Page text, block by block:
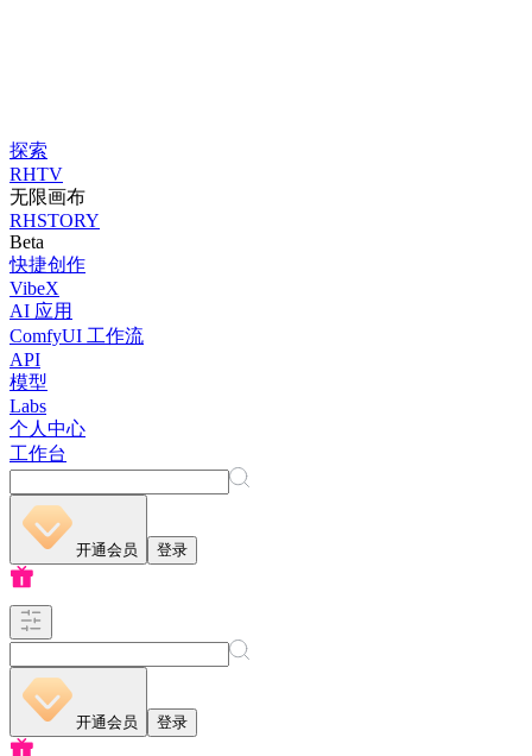
探索
RHTV
无限画布
RHSTORY
Beta
快捷创作
VibeX
AI 应用
ComfyUI 工作流
API
模型
Labs
个人中心
工作台
开通会员 登录
开通会员 登录